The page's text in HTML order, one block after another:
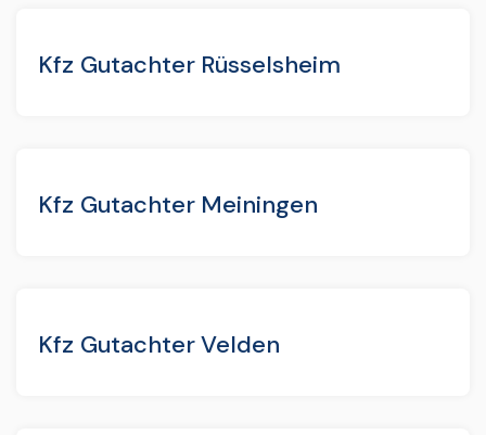
Kfz Gutachter Rüsselsheim
Kfz Gutachter Meiningen
Kfz Gutachter Velden